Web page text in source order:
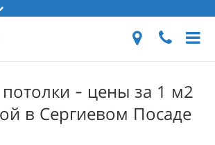
- цены за 1 м2
в Сергиевом Посаде